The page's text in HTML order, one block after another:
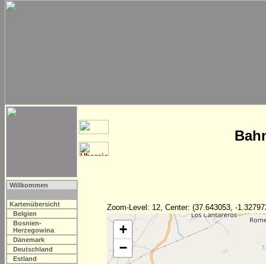
Willkommen
Kartenübersicht
Belgien
Bosnien-
Herzegowina
Dänemark
Deutschland
Estland
Zoom-Level: 12, Center: (37.643053, -
+
−